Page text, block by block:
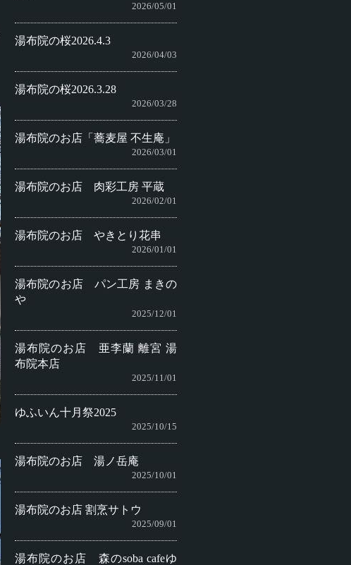
2026/05/01
湯布院の桜2026.4.3
2026/04/03
湯布院の桜2026.3.28
2026/03/28
湯布院のお店「蕎麦屋 不生庵」
2026/03/01
湯布院のお店 肉彩工房 平蔵
2026/02/01
湯布院のお店 やきとり花串
2026/01/01
湯布院のお店 パン工房 まきの
や
2025/12/01
湯布院のお店 亜李蘭 離宮 湯
布院本店
2025/11/01
ゆふいん十月祭2025
2025/10/15
湯布院のお店 湯ノ岳庵
2025/10/01
湯布院のお店 割烹サトウ
2025/09/01
湯布院のお店 森のsoba cafeゆ